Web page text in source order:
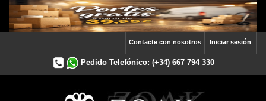
Iniciar sesión
Contacte con nosotros
Pedido Telefónico: (+34) 667 794 330